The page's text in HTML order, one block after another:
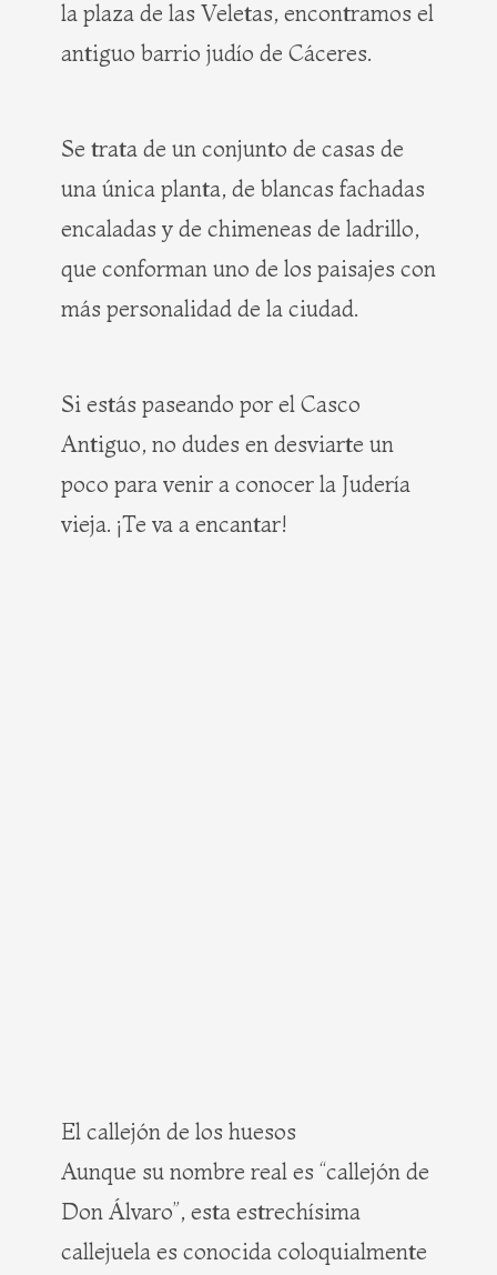
la plaza de las Veletas, encontramos el
antiguo barrio judío de Cáceres.
Se trata de un conjunto de casas de
una única planta, de blancas fachadas
encaladas y de chimeneas de ladrillo,
que conforman uno de los paisajes con
más personalidad de la ciudad.
Si estás paseando por el Casco
Antiguo, no dudes en desviarte un
poco para venir a conocer la Judería
vieja. ¡Te va a encantar!
El callejón de los huesos
Aunque su nombre real es “callejón de
Don Álvaro”, esta estrechísima
callejuela es conocida coloquialmente